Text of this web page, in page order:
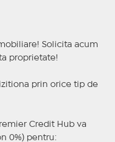
Solicita acum
proprietate!
prin orice tip de
Credit Hub va
0%) pentru: